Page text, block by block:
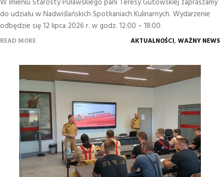
do udziału w Nadwiślańskich Spotkaniach Kulinarnych. Wydarzenie
odbędzie się 12 lipca 2026 r. w godz. 12:00 – 18:00.
READ MORE AKTUALNOŚCI,WAŻNY NEWS